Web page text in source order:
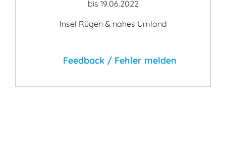
bis 19.06.2022
Insel Rügen & nahes Umland
Feedback / Fehler melden